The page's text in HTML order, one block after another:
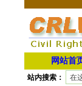
网站首
站内搜索：